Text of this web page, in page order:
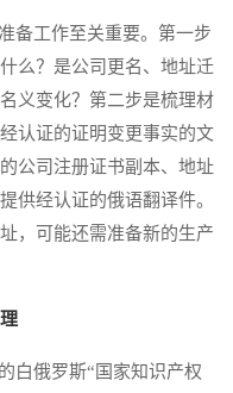
工作至关重要。第一步
么？是公司更名、地址迁
义变化？第二步是梳理材
认证的证明变更事实的文
公司注册证书副本、地址
供经认证的俄语翻译件。
，可能还需准备新的生产
俄罗斯“国家知识产权